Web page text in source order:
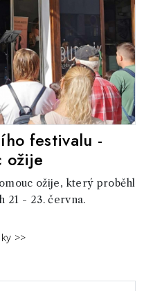
festivalu -
ožije
ožije, který proběhl
21 - 23. června.
>>